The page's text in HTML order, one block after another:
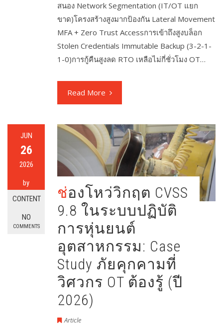
สนอง Network Segmentation (IT/OT แยก
ขาด)โครงสร้างสูงมากป้องกัน Lateral Movement
MFA + Zero Trust Accessการเข้าถึงสูงบล็อก
Stolen Credentials Immutable Backup (3-2-1-
1-0)การกู้คืนสูงลด RTO เหลือไม่กี่ชั่วโมง OT…
Read More
JUN
26
2026
by
CONTENT
NO
COMMENTS
ช่องโหว่วิกฤต CVSS
9.8 ในระบบปฏิบัติ
การหุ่นยนต์
อุตสาหกรรม: Case
Study ภัยคุกคามที่
วิศวกร OT ต้องรู้ (ปี
2026)
Article